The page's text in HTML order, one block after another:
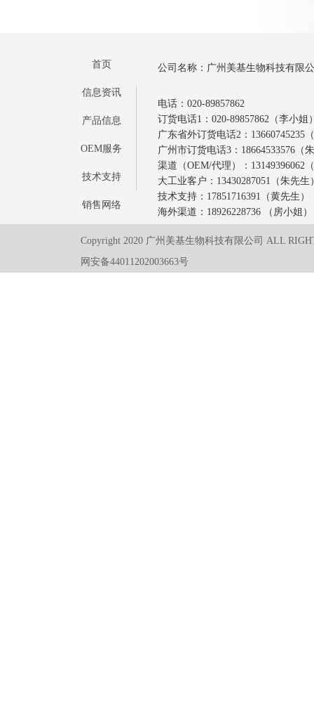
首页
信息资讯
产品信息
OEM服务
技术支持
销售网络
公司名称：广州美基生物科技有限
电话：020-89857862
订货电话1：020-89857862（李小姐
广东省外订货电话2：13660745235
广州市订货电话3：18664533576（
渠道（OEM/代理）：13149396062
大工业客户：13430287051（朱先生
技术支持：17851716391（黄先生）
海外渠道：18926228736 （房小姐）
Copyright 2020 广州美基生物科技有限公司 ALL
网安备44011202003663号